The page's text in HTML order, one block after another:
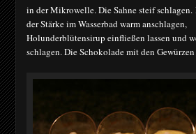
in der Mikrowelle. Die Sahne steif schlagen.
der Stärke im Wasserbad warm anschlagen,
Holunderblütensirup einfließen lassen und
schlagen. Die Schokolade mit den